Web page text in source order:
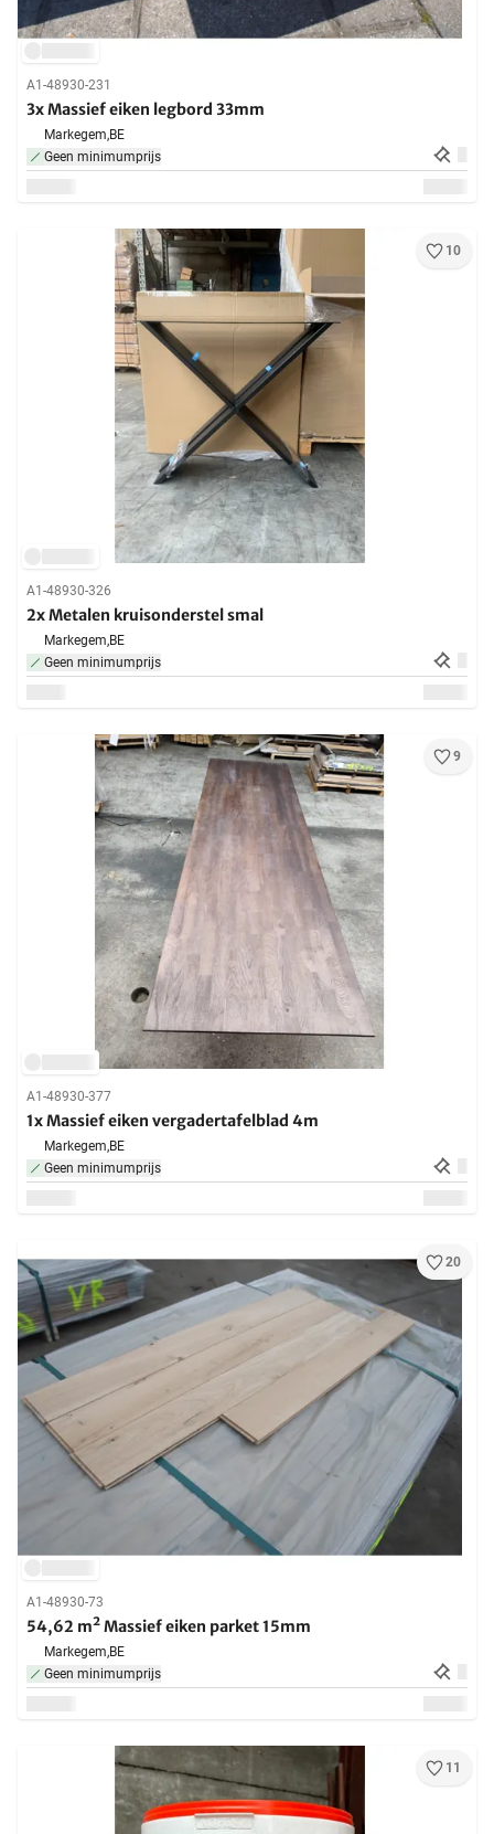
A1-48930-231
3x Massief eiken legbord 33mm
Markegem,BE
Geen minimumprijs
10
A1-48930-326
2x Metalen kruisonderstel smal
Markegem,BE
Geen minimumprijs
9
A1-48930-377
1x Massief eiken vergadertafelblad 4m
Markegem,BE
Geen minimumprijs
20
A1-48930-73
54,62 m² Massief eiken parket 15mm
Markegem,BE
Geen minimumprijs
11